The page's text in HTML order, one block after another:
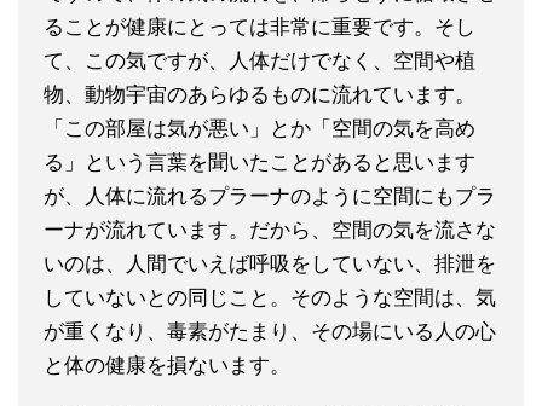
ることが健康にとっては非常に重要です。そし
て、この気ですが、人体だけでなく、空間や植
物、動物宇宙のあらゆるものに流れています。
「この部屋は気が悪い」とか「空間の気を高め
る」という言葉を聞いたことがあると思います
が、人体に流れるプラーナのように空間にもプラ
ーナが流れています。だから、空間の気を流さな
いのは、人間でいえば呼吸をしていない、排泄を
していないとの同じこと。そのような空間は、気
が重くなり、毒素がたまり、その場にいる人の心
と体の健康を損ないます。